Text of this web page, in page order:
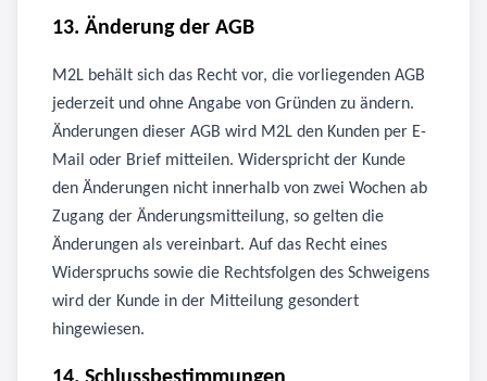
13. Änderung der AGB
M2L behält sich das Recht vor, die vorliegenden AGB
jederzeit und ohne Angabe von Gründen zu ändern.
Änderungen dieser AGB wird M2L den Kunden per E-
Mail oder Brief mitteilen. Widerspricht der Kunde
den Änderungen nicht innerhalb von zwei Wochen ab
Zugang der Änderungsmitteilung, so gelten die
Änderungen als vereinbart. Auf das Recht eines
Widerspruchs sowie die Rechtsfolgen des Schweigens
wird der Kunde in der Mitteilung gesondert
hingewiesen.